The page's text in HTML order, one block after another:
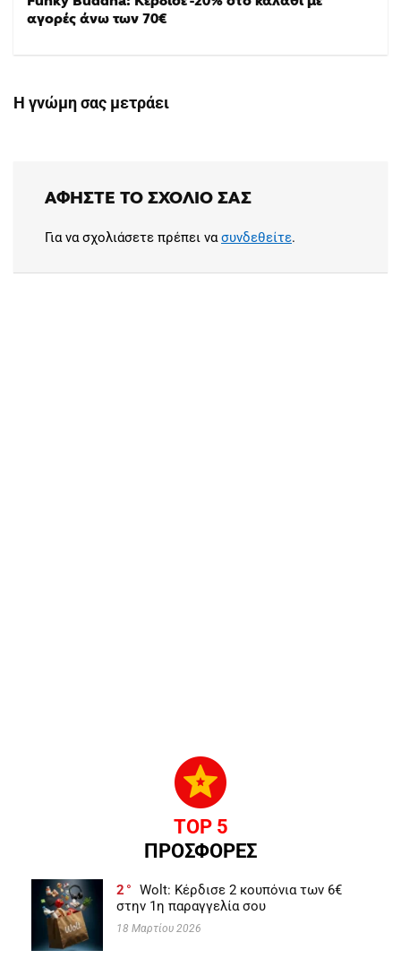
αγορές άνω των 70€
Η γνώμη σας μετράει
ΑΦΉΣΤΕ ΤΟ ΣΧΌΛΙΟ ΣΑΣ
Για να σχολιάσετε πρέπει νασυνδεθείτε.
TOP 5
ΠΡΟΣΦΟΡΕΣ
2
Wolt: Κέρδισε 2 κουπόνια των 6€
στην 1η παραγγελία σου
18 Μαρτίου 2026